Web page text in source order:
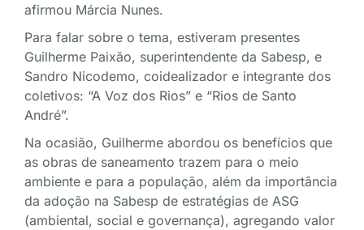
afirmou Márcia Nunes.
Para falar sobre o tema, estiveram presentes
Guilherme Paixão, superintendente da Sabesp, e
Sandro Nicodemo, coidealizador e integrante dos
coletivos: “A Voz dos Rios” e “Rios de Santo
André”.
Na ocasião, Guilherme abordou os benefícios que
as obras de saneamento trazem para o meio
ambiente e para a população, além da importância
da adoção na Sabesp de estratégias de ASG
(ambiental, social e governança), agregando valor